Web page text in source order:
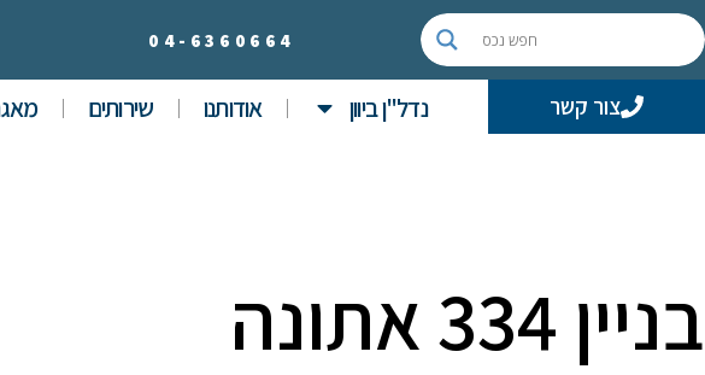
04- 6360664
צור קשר נדל"ן ביוון אודותנו שירותים
בניין 334 אתונה